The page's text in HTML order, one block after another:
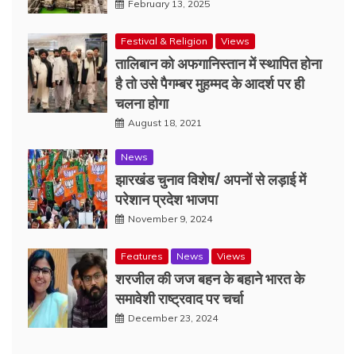
February 13, 2025
Festival & Religion Views
तालिबान को अफगानिस्तान में स्थापित होना
है तो उसे पैगम्बर मुहम्मद के आदर्श पर ही
चलना होगा
August 18, 2021
News
झारखंड चुनाव विशेष/ अपनों से लड़ाई में
परेशान प्रदेश भाजपा
November 9, 2024
Features News Views
शरजील की जज बहन के बहाने भारत के
समावेशी राष्ट्रवाद पर चर्चा
December 23, 2024